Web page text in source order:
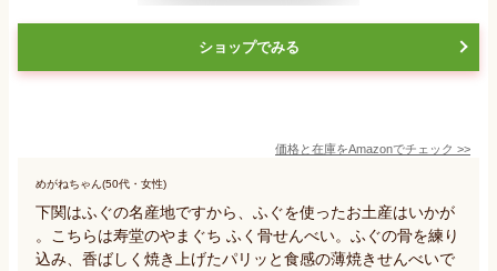
ショップでみる
価格と在庫をAmazonでチェック >>
めがねちゃん(50代・女性)
下関はふぐの名産地ですから、ふぐを使ったお土産はいかが
。こちらは寿堂のやまぐち ふく骨せんべい。ふぐの骨を練り
込み、香ばしく焼き上げたパリッと食感の薄焼きせんべいで